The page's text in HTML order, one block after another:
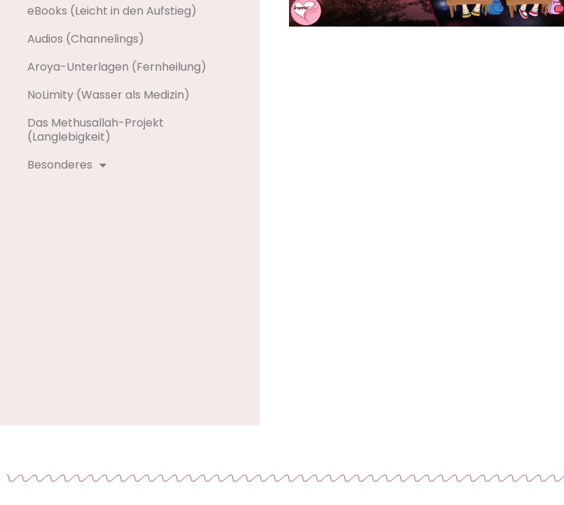
eBooks (Leicht in den Aufstieg)
Audios (Channelings)
Aroya-Unterlagen (Fernheilung)
NoLimity (Wasser als Medizin)
Das Methusallah-Projekt
(Langlebigkeit)
Besonderes